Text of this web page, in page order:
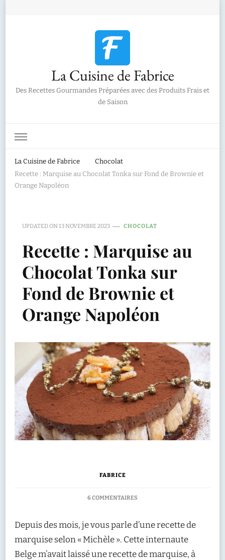
La Cuisine de Fabrice
Des Recettes Gourmandes Préparées avec des Produits Frais et
de Saison
La Cuisine de Fabrice
Chocolat
Recette : Marquise au Chocolat Tonka sur Fond de Brownie et
Orange Napoléon
UPDATED ON13 NOVEMBRE 2023 CHOCOLAT
Recette : Marquise au
Chocolat Tonka sur
Fond de Brownie et
Orange Napoléon
FABRICE
6 COMMENTAIRESSUR
MARQUISE
AU
CHOCOLAT
TONKA
Depuis des mois, je vous parle d’une recette de
marquise selon « Michèle ». Cette internaute
Belge m’avait laissé une recette de marquise, à